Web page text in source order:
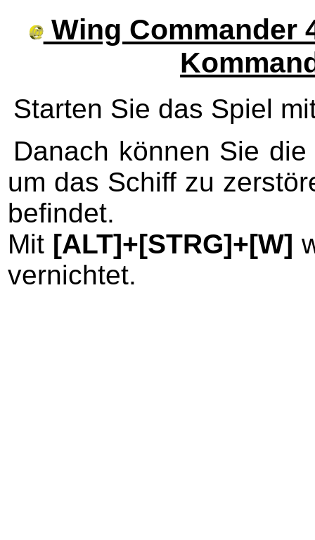
Wing Commander
Starten Sie das Spiel
Danach können Sie
um das Schiff zu
befindet.
Mit [ALT]+[STRG]+[W]
vernichtet.